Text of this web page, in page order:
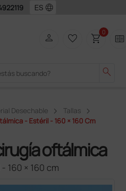
language
search
person favorite_border shopping_cart0 two_pager
Desechable
Tallas
- Estéril - 160 × 160 Cm
oftálmica
160 × 160 cm